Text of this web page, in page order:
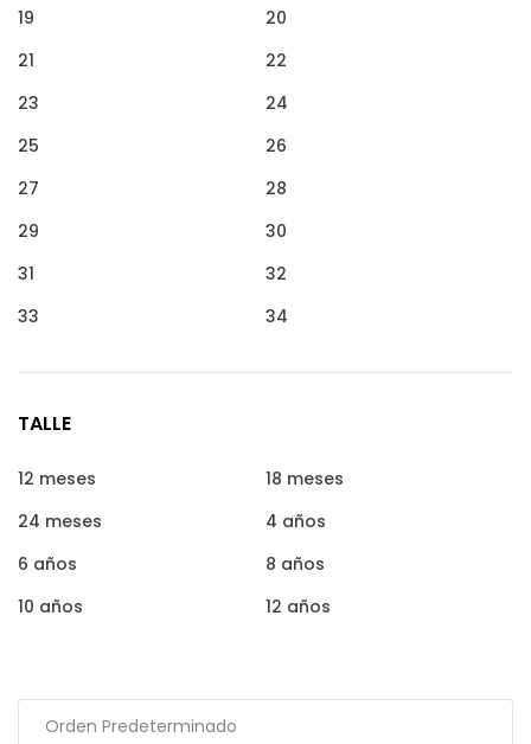
19
20
21
22
23
24
25
26
27
28
29
30
31
32
33
34
TALLE
12 meses
18 meses
24 meses
4 años
6 años
8 años
10 años
12 años